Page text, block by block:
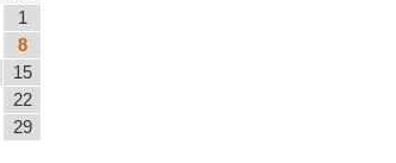
1
8
15
22
29